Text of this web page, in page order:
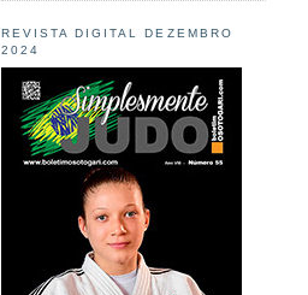
REVISTA DIGITAL DEZEMBRO
2024